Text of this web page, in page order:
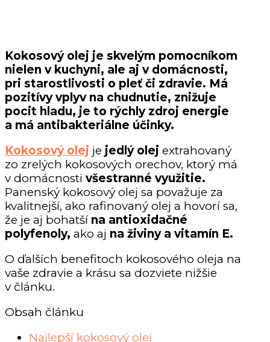
Kokosový olej je skvelým pomocníkom
nielen v kuchyni, ale aj v domácnosti,
pri starostlivosti o pleť či zdravie. Má
pozitívy vplyv na chudnutie, znižuje
pocit hladu, je to rýchly zdroj energie
a má antibakteriálne účinky.
Kokosový olej je jedlý olej extrahovaný
zo zrelých kokosových orechov, ktorý má
v domácnosti všestranné využitie.
Panenský kokosový olej sa považuje za
kvalitnejší, ako rafinovaný olej a hovorí sa,
že je aj bohatší na antioxidačné
polyfenoly, ako aj na živiny a vitamín E.
O ďalších benefitoch kokosového oleja na
vaše zdravie a krásu sa dozviete nižšie
v článku.
Obsah článku
Najlepší kokosový olej